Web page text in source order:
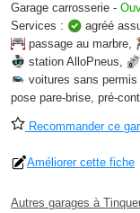
Garage carrosserie -
Services :
agréé
passage au marbre,
station AlloPneus,
voitures sans permis
pose pare-brise, pré-
Recommander ce
Améliorer cette fiche
Autres garages à